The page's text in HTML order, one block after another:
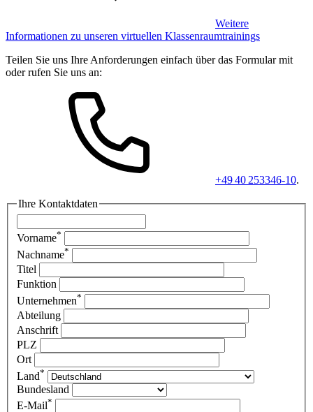
Weitere
Informationen zu unseren virtuellen Klassenraumtrainings
Teilen Sie uns Ihre Anforderungen einfach über das Formular mit
oder rufen Sie uns an:
+49 40 253346-10.
Ihre Kontaktdaten
Vorname*
Nachname*
Titel
Funktion
Unternehmen*
Abteilung
Anschrift
PLZ
Ort
Land*
Bundesland
E-Mail*